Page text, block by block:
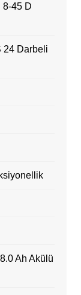
8-45 D
24 Darbeli
Ah Akülü